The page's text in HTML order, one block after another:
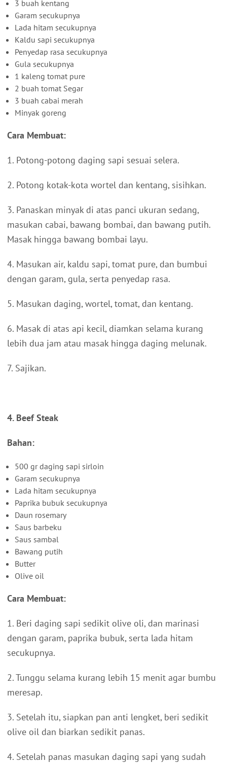
3 buah kentang
Garam secukupnya
Lada hitam secukupnya
Kaldu sapi secukupnya
Penyedap rasa secukupnya
Gula secukupnya
1 kaleng tomat pure
2 buah tomat Segar
3 buah cabai merah
Minyak goreng
Cara Membuat:
1. Potong-potong daging sapi sesuai selera.
2. Potong kotak-kota wortel dan kentang, sisihkan.
3. Panaskan minyak di atas panci ukuran sedang,
masukan cabai, bawang bombai, dan bawang putih.
Masak hingga bawang bombai layu.
4. Masukan air, kaldu sapi, tomat pure, dan bumbui
dengan garam, gula, serta penyedap rasa.
5. Masukan daging, wortel, tomat, dan kentang.
6. Masak di atas api kecil, diamkan selama kurang
lebih dua jam atau masak hingga daging melunak.
7. Sajikan.
4. Beef Steak
Bahan:
500 gr daging sapi sirloin
Garam secukupnya
Lada hitam secukupnya
Paprika bubuk secukupnya
Daun rosemary
Saus barbeku
Saus sambal
Bawang putih
Butter
Olive oil
Cara Membuat:
1. Beri daging sapi sedikit olive oli, dan marinasi
dengan garam, paprika bubuk, serta lada hitam
secukupnya.
2. Tunggu selama kurang lebih 15 menit agar bumbu
meresap.
3. Setelah itu, siapkan pan anti lengket, beri sedikit
olive oil dan biarkan sedikit panas.
4. Setelah panas masukan daging sapi yang sudah